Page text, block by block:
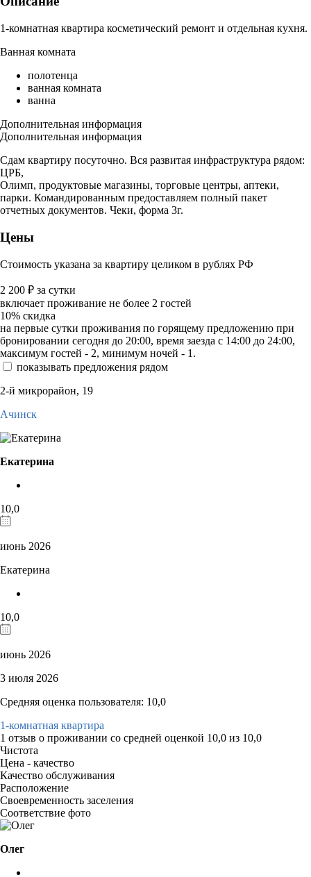
1-комнатная квартира косметический ремонт и отдельная кухня.
Ванная комната
полотенца
ванная комната
ванна
Дополнительная информация
Дополнительная информация
Сдам квартиру посуточно. Вся развитая инфраструктура рядом:
ЦРБ,
Олимп, продуктовые магазины, торговые центры, аптеки,
парки. Командированным предоставляем полный пакет
отчетных документов. Чеки, форма 3г.
Цены
Стоимость указана за квартиру целиком в рублях РФ
2 200 ₽ за сутки
включает проживание не более 2 гостей
10% скидка
на первые сутки проживания по горящему предложению при
бронировании сегодня до 20:00, время заезда с 14:00 до 24:00,
максимум гостей - 2, минимум ночей - 1.
показывать предложения рядом
2-й микрорайон, 19
Ачинск
Екатерина
10,0
июнь 2026
Екатерина
10,0
июнь 2026
3 июля 2026
Средняя оценка пользователя: 10,0
1-комнатная квартира
1 отзыв о проживании со средней оценкой 10,0 из 10,0
Чистота
Цена - качество
Качество обслуживания
Расположение
Своевременность заселения
Соответствие фото
Олег